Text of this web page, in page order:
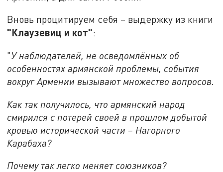
Вновь процитируем себя – выдержку из книги
"Клаузевиц и кот":
"У наблюдателей, не осведомлённых об
особенностях армянской проблемы, события
вокруг Армении вызывают множество вопросов.
Как так получилось, что армянский народ
смирился с потерей своей в прошлом добытой
кровью исторической части – Нагорного
Карабаха?
Почему так легко меняет союзников?